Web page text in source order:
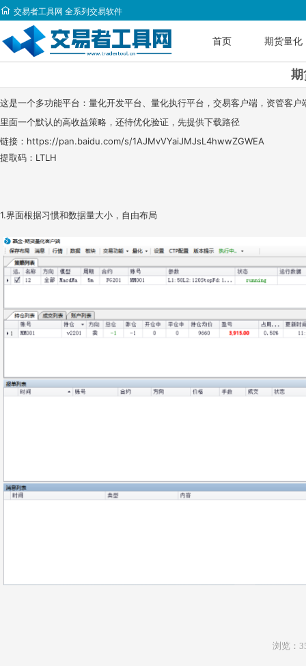
 交易者工具网 全系列交易软件
首页 期货量化
期
这是一个多功能平台：量化开发平台、量化执行平台，交易客户端，资管客户
里面一个默认的高收益策略，还待优化验证，先提供下载路径
链接：https://pan.baidu.com/s/1AJMvVYaiJMJsL4hwwZGWEA
提取码：LTLH
1.界面根据习惯和数据量大小，自由布局
浏览：